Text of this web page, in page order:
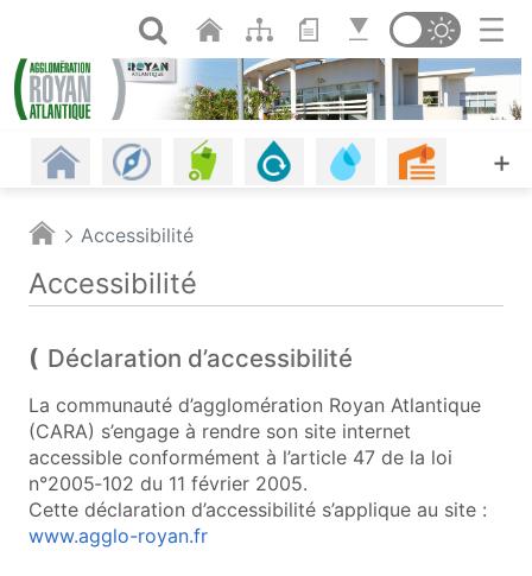
Saut au contenu principalOuvrir la rechercheChanger de
Revenir à l'accueil
Les communesGestion des déchets
AssainissementEau potable, eau
Offres d'emploi
Économie
+
Accessibilité
Accessibilité
Déclaration d’accessibilité
La communauté d’agglomération Royan Atlantique
(CARA) s’engage à rendre son site internet
accessible conformément à l’article 47 de la loi
n°2005‑102 du 11 février 2005.
Cette déclaration d’accessibilité s’applique au site :
www.agglo-royan.fr
Panneau de gestion des cookies